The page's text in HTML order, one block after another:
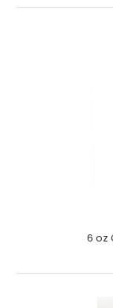
6 oz